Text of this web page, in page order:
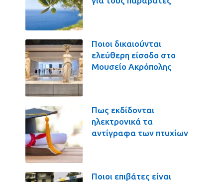
Ποιοι δικαιούνται
ελεύθερη είσοδο στο
Μουσείο Ακρόπολης
Πως εκδίδονται
ηλεκτρονικά τα
αντίγραφα των πτυχίων
Ποιοι επιβάτες είναι